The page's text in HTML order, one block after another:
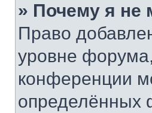
» Почему я не
Право
уровне
конференции
определённых